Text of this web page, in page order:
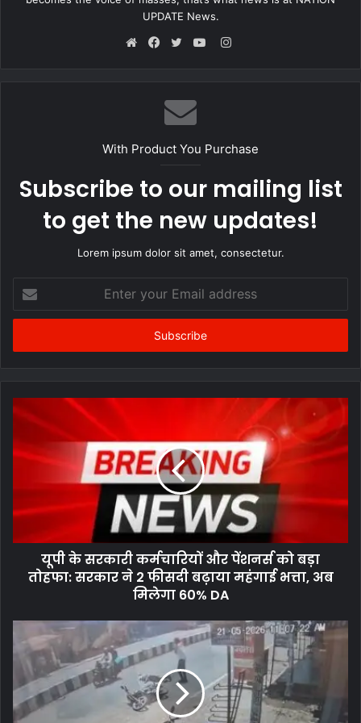
झारखंड में हुए इस बड़े सरेंडर को नक्सलवाद के खिलाफ चल रही मुहिम में अहम
माना जा रहा है। सुरक्षा एजेंसियां इसे बड़ी रणनीतिक सफलता के तौर पर देख रही
UPDATE News.
Instagram
With Product You Purchase
Subscribe to our mailing list
to get the new updates!
Lorem ipsum dolor sit amet, consectetur.
your
Email
यूपी के सरकारी कर्मचारियों और पेंशनर्स को बड़ा
तोहफा: सरकार ने 2 फीसदी बढ़ाया महंगाई भत्ता, अब
मिलेगा 60% DA